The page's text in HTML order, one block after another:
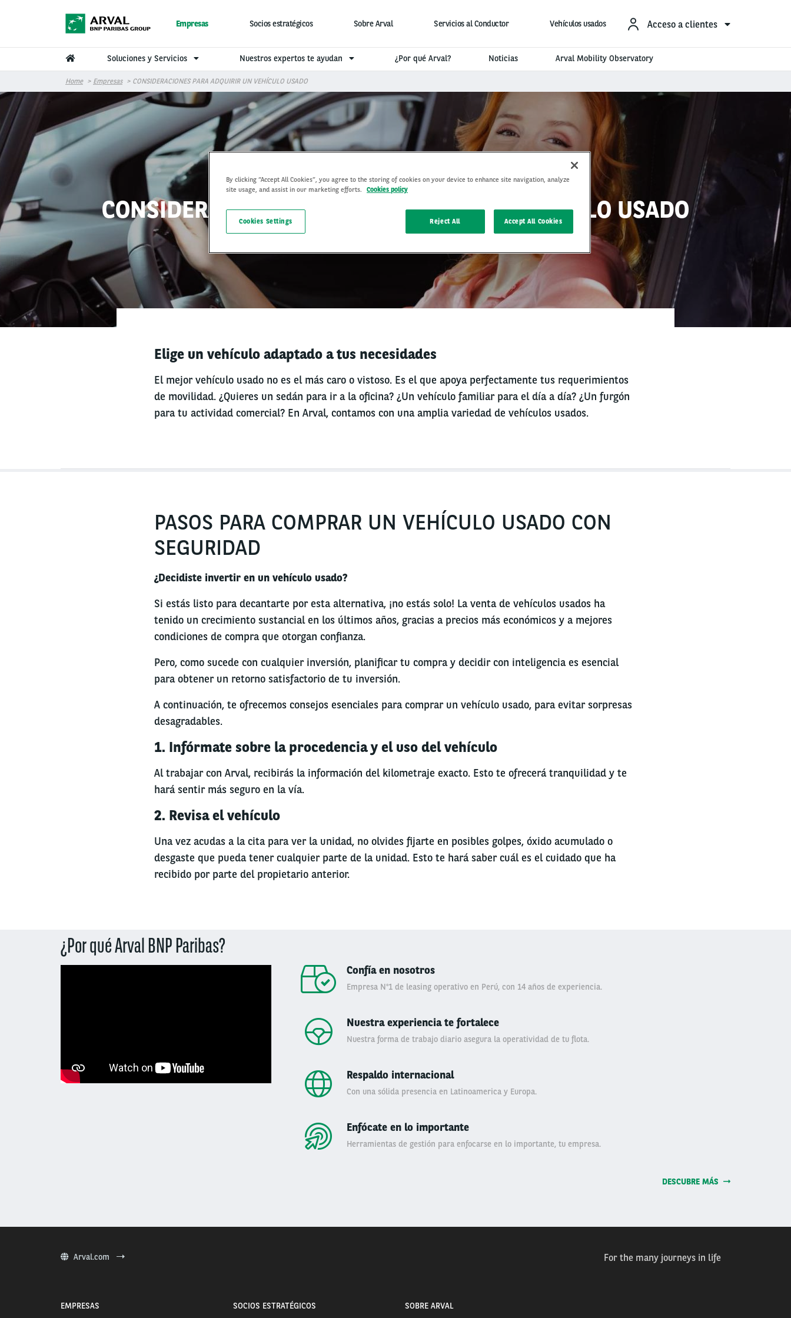
Empresas Socios estratégicos Sobre Arval Servicios al Conductor Vehículos usados Acceso a clientes
Soluciones y Servicios Nuestros expertos te ayudan ¿Por qué Arval? Noticias Arval Mobility Observatory
Home Empresas CONSIDERACIONES PARA ADQUIRIR UN VEHÍCULO USADO
CONSIDERACIONES PARA ADQUIRIR UN VEHÍCULO USADO
Elige un vehículo adaptado a tus necesidades
El mejor vehículo usado no es el más caro o vistoso. Es el que apoya perfectamente tus requerimientos
de movilidad. ¿Quieres un sedán para ir a la oficina? ¿Un vehículo familiar para el día a día? ¿Un furgón
para tu actividad comercial? En Arval, contamos con una amplia variedad de vehículos usados.
PASOS PARA COMPRAR UN VEHÍCULO USADO CON
SEGURIDAD
¿Decidiste invertir en un vehículo usado?
Si estás listo para decantarte por esta alternativa, ¡no estás solo! La venta de vehículos usados ha
tenido un crecimiento sustancial en los últimos años, gracias a precios más económicos y a mejores
condiciones de compra que otorgan confianza.
Pero, como sucede con cualquier inversión, planificar tu compra y decidir con inteligencia es esencial
para obtener un retorno satisfactorio de tu inversión.
A continuación, te ofrecemos consejos esenciales para comprar un vehículo usado, para evitar sorpresas
desagradables.
1. Infórmate sobre la procedencia y el uso del vehículo
Al trabajar con Arval, recibirás la información del kilometraje exacto. Esto te ofrecerá tranquilidad y te
hará sentir más seguro en la vía.
2. Revisa el vehículo
Una vez acudas a la cita para ver la unidad, no olvides fijarte en posibles golpes, óxido acumulado o
desgaste que pueda tener cualquier parte de la unidad. Esto te hará saber cuál es el cuidado que ha
recibido por parte del propietario anterior.
¿Por qué Arval BNP Paribas?
Confía en nosotros
Empresa N°1 de leasing operativo en Perú, con 14 años de experiencia.
Nuestra experiencia te fortalece
Nuestra forma de trabajo diario asegura la operatividad de tu flota.
Respaldo internacional
Con una sólida presencia en Latinoamerica y Europa.
Enfócate en lo importante
Herramientas de gestión para enfocarse en lo importante, tu empresa.
DESCUBRE MÁS
Arval.com For the many journeys in life
EMPRESAS
SOCIOS ESTRATÉGICOS
SOBRE ARVAL
By clicking “Accept All Cookies”, you agree to the storing of cookies on your device to enhance site navigation, analyze
site usage, and assist in our marketing efforts.
Cookies policy
Reject All Accept All Cookies
Cookies Settings